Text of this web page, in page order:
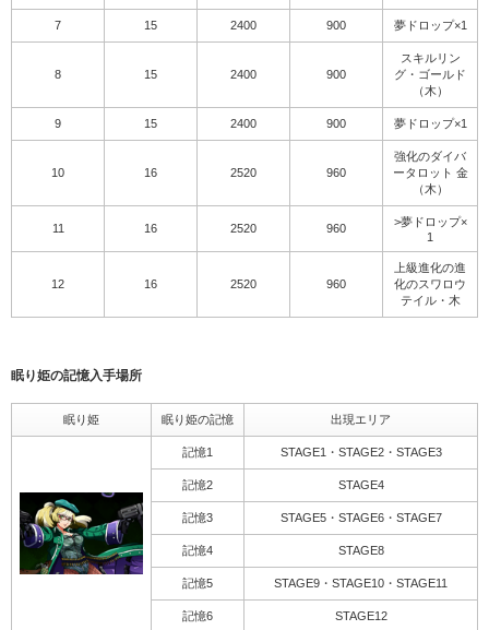
7 15 2400 900 夢ドロップ×1
8 15 2400 900
スキルリン
グ・ゴールド
（木）
9 15 2400 900 夢ドロップ×1
10 16 2520 960
強化のダイバ
ータロット 金
（木）
11 16 2520 960
>夢ドロップ×
1
12 16 2520 960
上級進化の進
化のスワロウ
テイル・木
眠り姫の記憶入手場所
眠り姫 眠り姫の記憶 出現エリア
記憶1 STAGE1・STAGE2・STAGE3
記憶2 STAGE4
記憶3 STAGE5・STAGE6・STAGE7
記憶4 STAGE8
記憶5 STAGE9・STAGE10・STAGE11
記憶6 STAGE12